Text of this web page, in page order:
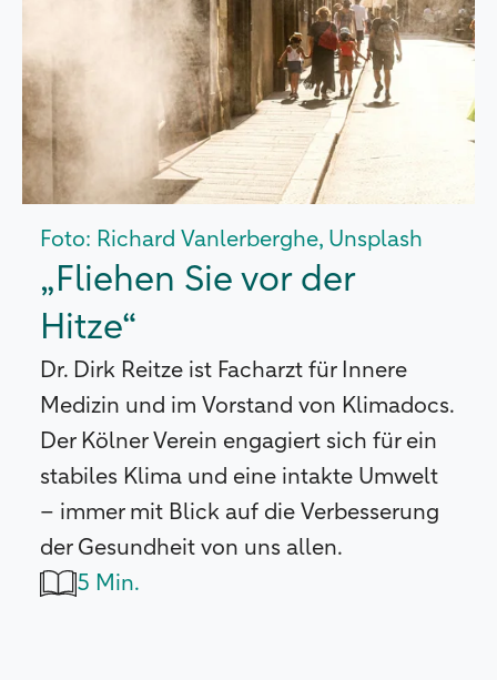
Foto: Richard Vanlerberghe, Unsplash
„Fliehen Sie vor der
Hitze“
Dr. Dirk Reitze ist Facharzt für Innere
Medizin und im Vorstand von Klimadocs.
Der Kölner Verein engagiert sich für ein
stabiles Klima und eine intakte Umwelt
– immer mit Blick auf die Verbesserung
der Gesundheit von uns allen.
5 Min.